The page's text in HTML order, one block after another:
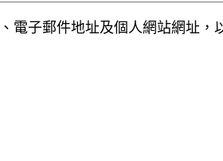
電子郵件地址及個人網站網址，